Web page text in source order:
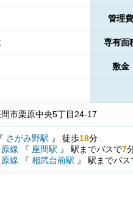
管理費
専有面
敷金
市栗原中央5丁目24-17
『 さがみ野駅 』 徒歩18分
線
『 座間駅 』 駅までバスで7
線
『 相武台前駅 』 駅までバス